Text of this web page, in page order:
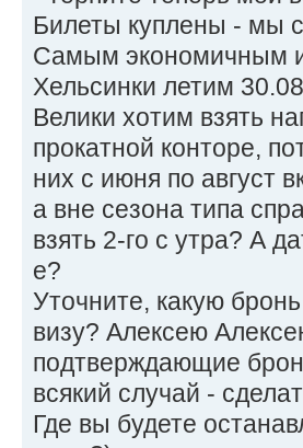
Билеты куплены - мы
Самым экономичным
Хельсинки летим
Велики хотим взять
прокатной конторе,
них с июня по август
а вне сезона типа
взять 2-го с утра? А
е?
Уточните, какую
визу? Алексею
подтверждающие
всякий случай -
Где вы будете